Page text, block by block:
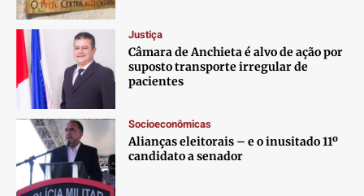
Justiça
Câmara de Anchieta é alvo de ação por
suposto transporte irregular de
pacientes
Socioeconômicas
Alianças eleitorais – e o inusitado 11º
candidato a senador